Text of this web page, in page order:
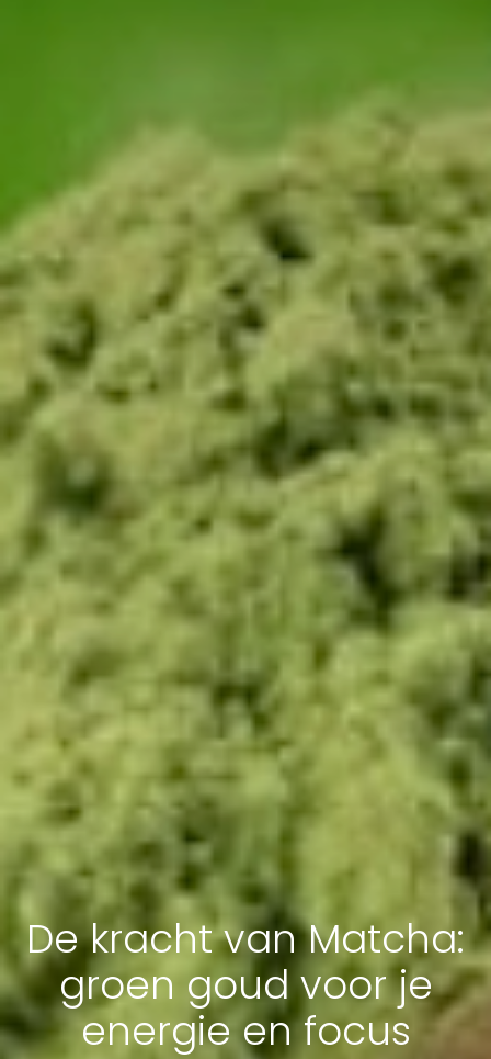
De kracht van Matcha:
groen goud voor je
energie en focus